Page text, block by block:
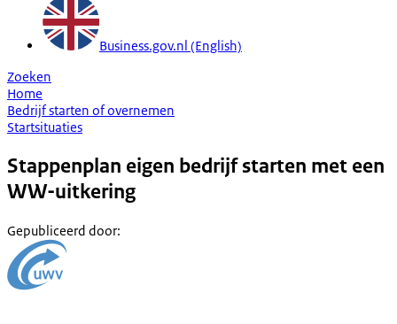
Business.gov.nl (English)
Zoeken
Home
Bedrijf starten of overnemen
Startsituaties
Stappenplan eigen bedrijf starten met een
WW-uitkering
Gepubliceerd door: